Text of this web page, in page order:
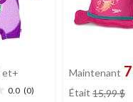
et+
0.0 (0)
Maintenant
Était 15,99 $